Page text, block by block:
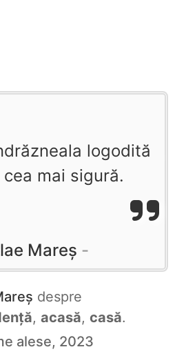
logodită
mai sigură.
Mareș
despre
, acasă, casă.
alese, 2023